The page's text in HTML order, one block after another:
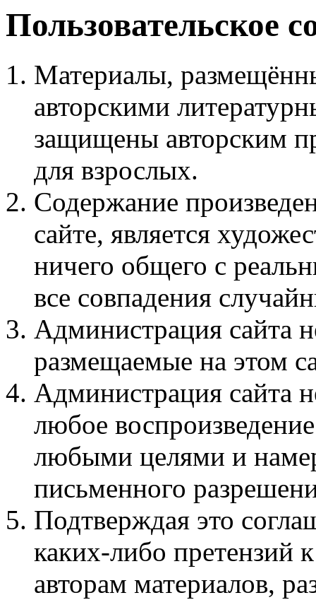
Пользовательское
Материалы,
авторскими
защищены авторским
для взрослых.
Содержание
сайте, является
ничего общего с
все совпадения
Администрация сайта
размещаемые на этом
Администрация сайта
любое
любыми целями и
письменного
Подтверждая это
каких-либо претензий
авторам материалов,